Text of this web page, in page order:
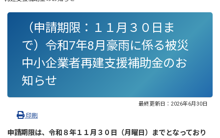
（申請期限：１１月３０日ま
で）令和7年8月豪雨に係る被災
中小企業者再建支援補助金のお
知らせ
最終更新日： 2026年6月30日
印刷
申請期限は、令和８年１１月３０日（月曜日）までとなっており